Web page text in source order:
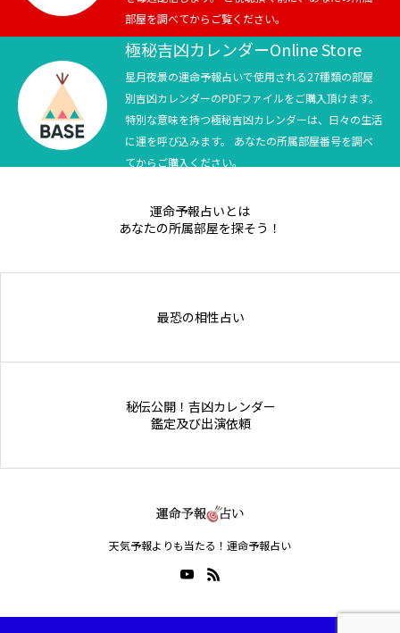
テニス四大大会・五輪
テニス四大大会・五輪
部屋を調べてからご覧ください。
極秘吉凶カレンダーOnline Store
星月夜景の運命予報占いで使用される27種類の部屋
別吉凶カレンダーのPDFファイルをご購入頂けます。
特別な意味を持つ極秘吉凶カレンダーは、日々の生活
に運を呼び込みます。 あなたの所属部屋番号を調べ
てからご購入ください。
運命予報占いとは
あなたの所属部屋を探そう！
最恐の相性占い
秘伝公開！吉凶カレンダー
鑑定及び出演依頼
天気予報よりも当たる！運命予報占い